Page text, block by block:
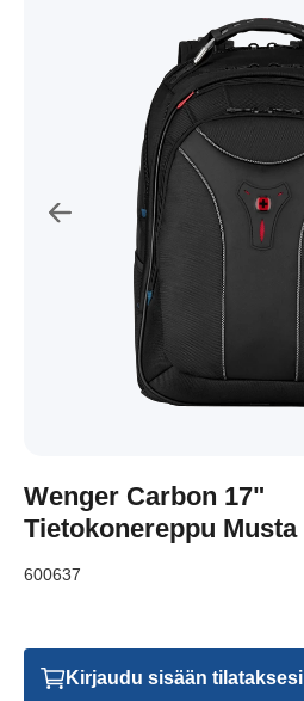
Wenger Carbon 17"
Tietokonereppu Musta
600637
Kirjaudu sisään tilataksesi